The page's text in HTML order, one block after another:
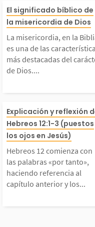
a
surge de
de...
es
del
Dios. Es
ser
El significado bíblico de
la misericordia de Dios
La misericordia, en la
es una de las
más destacadas del
de Dios....
12
las
al
Explicación y reflexión
Hebreos 12:1-3 (puestos
los ojos en Jesús)
Hebreos 12 comienza con
las palabras «por tanto»,
haciendo referencia al
capítulo anterior y los...